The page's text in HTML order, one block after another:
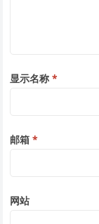
显示名称*
邮箱*
网站